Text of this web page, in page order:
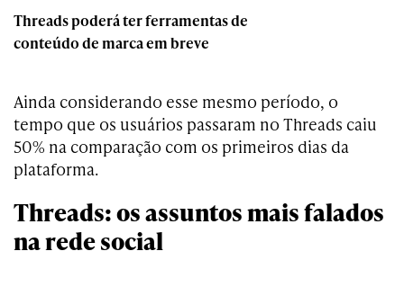
Threads poderá ter ferramentas de
conteúdo de marca em breve
Ainda considerando esse mesmo período, o
tempo que os usuários passaram no Threads caiu
50% na comparação com os primeiros dias da
plataforma.
Threads: os assuntos mais falados
na rede social